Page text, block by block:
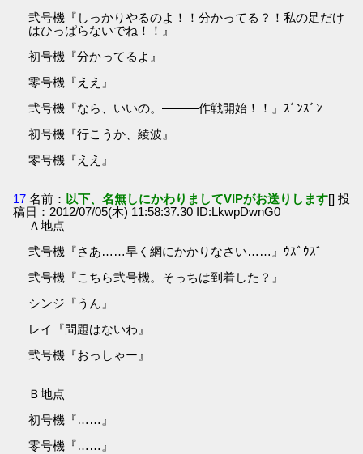
弐号機『しっかりやるのよ！！分かってる？！私の足だけ
はひっぱらないでね！！』
初号機『分かってるよ』
零号機『ええ』
弐号機『なら、いいの。―――作戦開始！！』ｽﾞﾝｽﾞﾝ
初号機『行こうか、綾波』
零号機『ええ』
17 名前： 以下、名無しにかわりましてVIPがお送りします[] 投
稿日：2012/07/05(木) 11:58:37.30 ID:LkwpDwnG0
Ａ地点
弐号機『さあ……早く網にかかりなさい……』ｳｽﾞｳｽﾞ
弐号機『こちら弐号機。そっちは到着した？』
シンジ『うん』
レイ『問題はないわ』
弐号機『おっしゃー』
Ｂ地点
初号機『……』
零号機『……』